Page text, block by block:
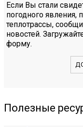
Если Вы стали
погодного явления,
теплотрассы,
новостей.
форму.
Полезные